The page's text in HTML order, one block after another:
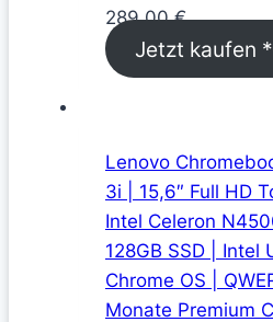
289,00€
Jetzt kaufen *
Lenovo
3i | 15,6″ Full HD
Intel Celeron
128GB SSD | Intel
Chrome OS |
Monate Premium